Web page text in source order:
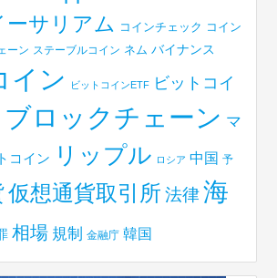
ーサリアム コインチェック コイン
ーン ステーブルコイン ネム バイナンス
イン ビットコインETF ビットコイ
ブロックチェーン マ
コイン リップル ロシア 中国 予
仮想通貨取引所 法律 海
相場 規制 金融庁 韓国